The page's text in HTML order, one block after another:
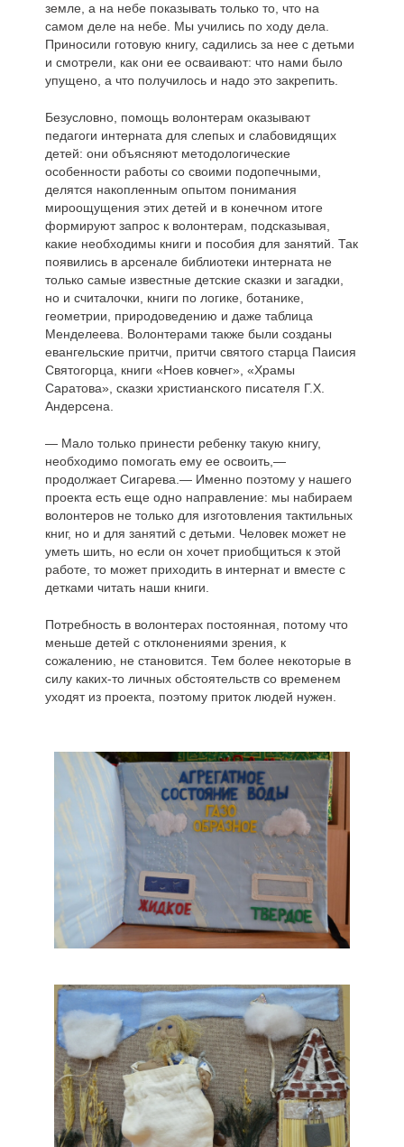
земле, а на небе показывать только то, что на
самом деле на небе. Мы учились по ходу дела.
Приносили готовую книгу, садились за нее с детьми
и смотрели, как они ее осваивают: что нами было
упущено, а что получилось и надо это закрепить.
Безусловно, помощь волонтерам оказывают
педагоги интерната для слепых и слабовидящих
детей: они объясняют методологические
особенности работы со своими подопечными,
делятся накопленным опытом понимания
мироощущения этих детей и в конечном итоге
формируют запрос к волонтерам, подсказывая,
какие необходимы книги и пособия для занятий. Так
появились в арсенале библиотеки интерната не
только самые известные детские сказки и загадки,
но и считалочки, книги по логике, ботанике,
геометрии, природоведению и даже таблица
Менделеева. Волонтерами также были созданы
евангельские притчи, притчи святого старца Паисия
Святогорца, книги «Ноев ковчег», «Храмы
Саратова», сказки христианского писателя Г.Х.
Андерсена.
— Мало только принести ребенку такую книгу,
необходимо помогать ему ее освоить,—
продолжает Сигарева.— Именно поэтому у нашего
проекта есть еще одно направление: мы набираем
волонтеров не только для изготовления тактильных
книг, но и для занятий с детьми. Человек может не
уметь шить, но если он хочет приобщиться к этой
работе, то может приходить в интернат и вместе с
детками читать наши книги.
Потребность в волонтерах постоянная, потому что
меньше детей с отклонениями зрения, к
сожалению, не становится. Тем более некоторые в
силу каких-то личных обстоятельств со временем
уходят из проекта, поэтому приток людей нужен.